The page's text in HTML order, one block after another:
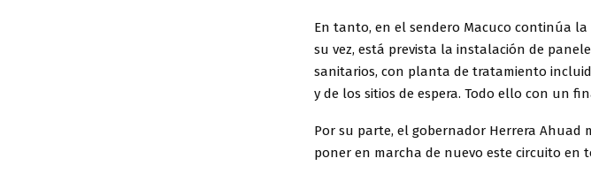
En tanto, en el sendero Macuco continúa
su vez, está prevista la instalación de
sanitarios, con planta de tratamiento
y de los sitios de espera. Todo ello con un
Por su parte, el gobernador Herrera Ahuad
poner en marcha de nuevo este circuito en